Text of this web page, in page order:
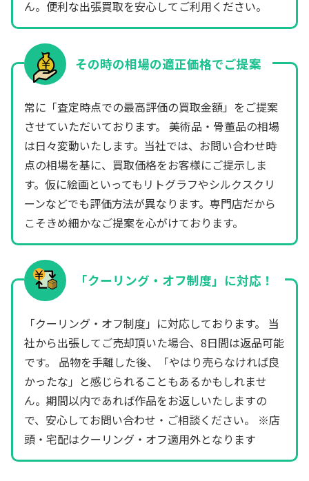
ん。便利な出張買取を安心してご利用ください。
その時の相場の適正価格でご提案
常に「査定時点での最高評価の買取金額」をご提案
させていただいております。 美術品・骨董品の相場
は日々変動いたします。当社では、お問い合わせ時
点の相場を基に、買取価格をお客様にご提示しま
す。仮に絵画といってもリトグラフやシルクスクリ
ーンなどでも評価方法が異なります。専門店だから
こそきめ細かなご提案を心がけております。
「クーリング・オフ制度」に対応！
「クーリング・オフ制度」に対応しております。 当
社から出張してご売却頂いた場合、8日間は返品可能
です。 品物を手離した後、「やはり売らなければ良
かったな」と感じられることもあるかもしれませ
ん。期間以内であれば作品をお返しいたしますの
で、安心してお問い合わせ・ご相談ください。 ※店
頭・宅配はクーリング・オフ適用外となります